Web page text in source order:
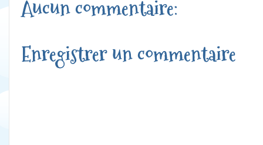
Aucun commentaire:
Enregistrer un commentaire